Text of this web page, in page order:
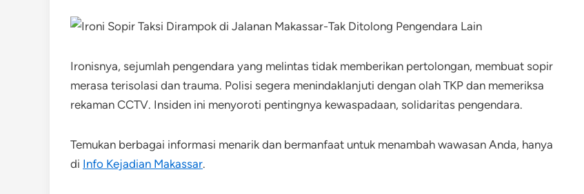
Ironisnya, sejumlah pengendara yang melintas tidak memberikan pertolongan, membuat sopir
merasa terisolasi dan trauma. Polisi segera menindaklanjuti dengan olah TKP dan memeriksa
rekaman CCTV. Insiden ini menyoroti pentingnya kewaspadaan, solidaritas pengendara.
Temukan berbagai informasi menarik dan bermanfaat untuk menambah wawasan Anda, hanya
di Info Kejadian Makassar.